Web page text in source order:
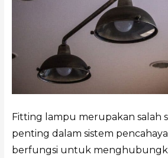
Fitting lampu merupakan salah
penting dalam sistem
berfungsi untuk